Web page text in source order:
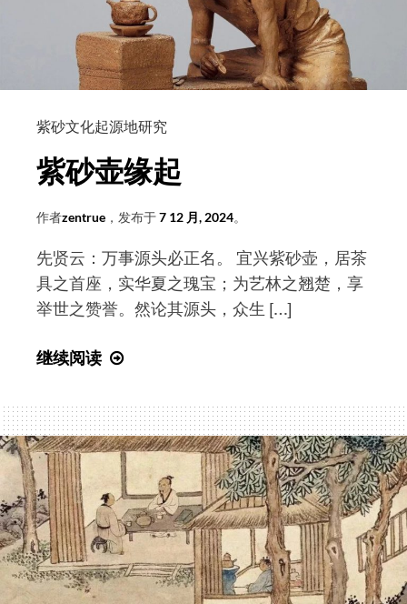
要
起
源
地
究
课
题
在
潮
山
福
动
紫砂文化起源地研究
紫砂壶缘起
作者zentrue ，发布于7 12 月, 2024。
先贤云：万事源头必正名。 宜兴紫砂壶，居茶
具之首座，实华夏之瑰宝；为艺林之翘楚，享
举世之赞誉。然论其源头，众生 […]
继续阅读
壶
缘
起